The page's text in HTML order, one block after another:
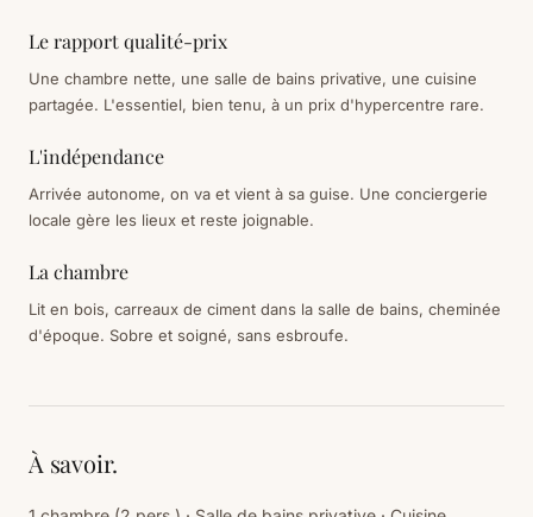
Le rapport qualité-prix
Une chambre nette, une salle de bains privative, une cuisine
partagée. L'essentiel, bien tenu, à un prix d'hypercentre rare.
L'indépendance
Arrivée autonome, on va et vient à sa guise. Une conciergerie
locale gère les lieux et reste joignable.
La chambre
Lit en bois, carreaux de ciment dans la salle de bains, cheminée
d'époque. Sobre et soigné, sans esbroufe.
À savoir.